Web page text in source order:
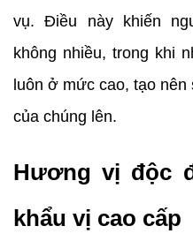
vụ. Điều này khiến
không nhiều, trong khi
luôn ở mức cao, tạo
của chúng lên.
Hương vị độc
khẩu vị cao cấp